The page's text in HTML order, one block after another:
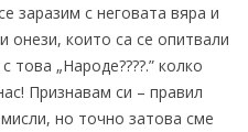
заразим с неговата вяра и
онези, които са се опитвали
това „Народе????.” колко
Признавам си – правил
но точно затова сме